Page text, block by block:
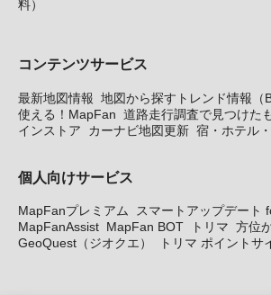
料）
コンテンツサービス
最新地図情報 地図から探すトレンド情報（
使える！MapFan 道路走行調査で見つけた
インストア
カーナビ地図更新 宿・ホテル
個人向けサービス
MapFanプレミアム
スマートアップデート
MapFanAssist MapFan BOT トリマ 方位
GeoQuest（ジオクエ）
トリマ ポイントサ